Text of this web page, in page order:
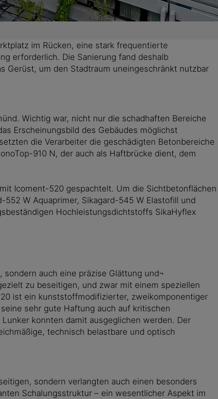
im Rücken, eine stark frequentierte
erforderlich. Die Sanierung fand deshalb
Gerüst, um den Stadtraum uneingeschränkt nutzbar
Wichtig war, nicht nur die schadhaften Bereiche
Erscheinungsbild des Gebäudes möglichst
die Verarbeiter die geschädigten Betonbereiche
910 N, der auch als Haftbrücke dient, dem
Icoment-520 gespachtelt. Um die Sichtbetonflächen
W Aquaprimer, Sikagard-545 W Elastofill und
Hochleistungsdichtstoffs SikaHyflex
auch eine präzise Glättung und¬
zu beseitigen, und zwar mit einem speziellen
ist ein kunststoffmodifizierter, zweikomponentiger
sehr gute Haftung auch auf kritischen
konnten damit ausgeglichen werden. Der
technisch belastbare und optisch
sondern verlangten auch einen besonders
Schalungsstruktur – ein wesentlicher Aspekt im